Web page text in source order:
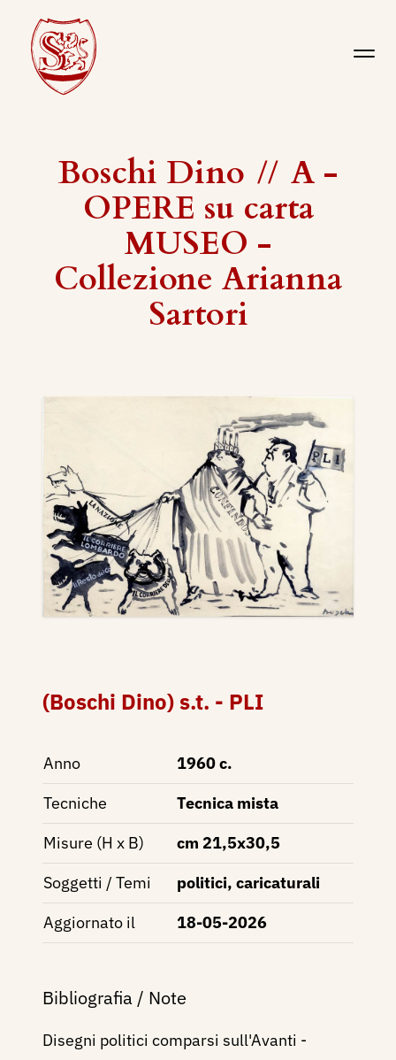
Boschi Dino // A -
OPERE su carta
MUSEO -
Collezione Arianna
Sartori
(Boschi Dino) s.t. - PLI
Anno
1960 c.
Tecniche
Tecnica mista
Misure (H x B)
cm 21,5x30,5
Soggetti / Temi
politici, caricaturali
Aggiornato il
18-05-2026
Bibliografia / Note
Disegni politici comparsi sull'Avanti -